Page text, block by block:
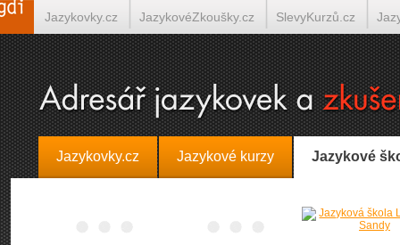
Jazykovky.cz Jazykové kurzy Jazykové
Jazykovky.cz JazykovéZkoušky.cz SlevyKurzů.cz
Španělština on-line Italština on-line Tlumočení-